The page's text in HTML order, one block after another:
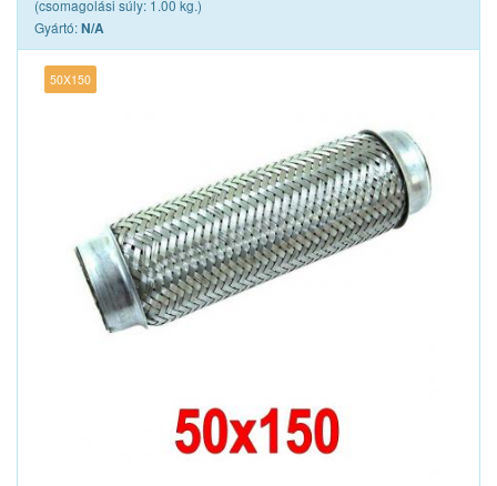
(csomagolási súly: 1.00 kg.)
Gyártó:N/A
50X150